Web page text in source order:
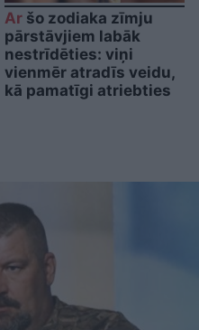
Ar šo zodiaka zīmju
pārstāvjiem labāk
nestrīdēties: viņi
vienmēr atradīs veidu,
kā pamatīgi atriebties